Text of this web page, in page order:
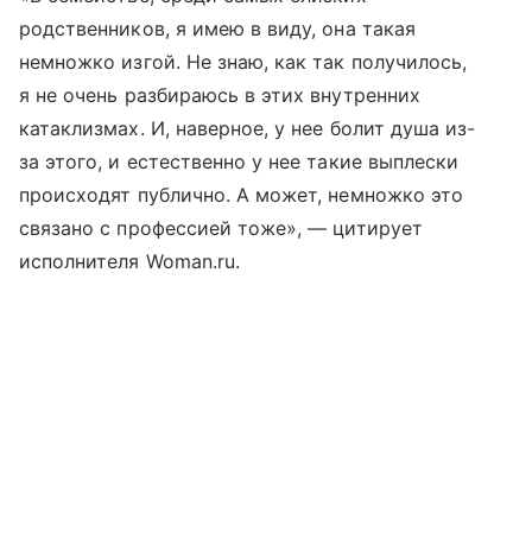
родственников, я имею в виду, она такая
немножко изгой. Не знаю, как так получилось,
я не очень разбираюсь в этих внутренних
катаклизмах. И, наверное, у нее болит душа из-
за этого, и естественно у нее такие выплески
происходят публично. А может, немножко это
связано с профессией тоже», — цитирует
исполнителя Woman.ru.